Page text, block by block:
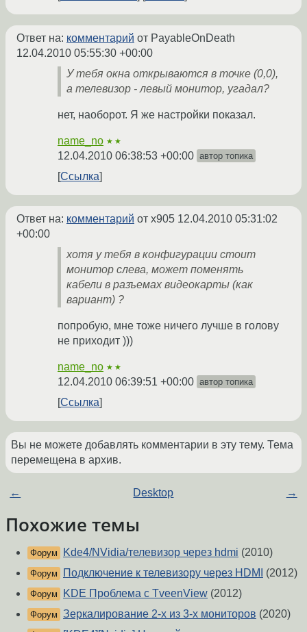
Ответ на: комментарий от PayableOnDeath
12.04.2010 05:55:30 +00:00
У тебя окна открываются в точке (0,0),
а телевизор - левый монитор, угадал?
нет, наоборот. Я же настройки показал.
name_no ★★
12.04.2010 06:38:53 +00:00 автор топика
Ссылка
Ответ на: комментарий от x905 12.04.2010 05:31:02
+00:00
хотя у тебя в конфигурации стоит
монитор слева, может поменять
кабели в разъемах видеокарты (как
вариант) ?
попробую, мне тоже ничего лучше в голову
не приходит )))
name_no ★★
12.04.2010 06:39:51 +00:00 автор топика
Ссылка
Вы не можете добавлять комментарии в эту тему. Тема
перемещена в архив.
← Desktop →
Похожие темы
Форум Kde4/NVidia/телевизор через hdmi (2010)
Форум Подключение к телевизору через HDMI (2012)
Форум KDE Проблема с TveenView (2012)
Форум Зеркалирование 2-х из 3-х мониторов (2020)